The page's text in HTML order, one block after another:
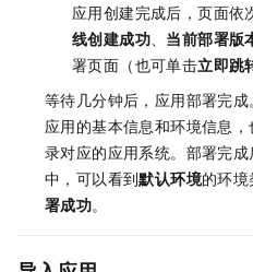
应用创建完成后，页面依
线创建成功、 当前部署版
署页面（也可单击立即跳
等待几分钟后，应用部署完
应用的基本信息和环境信息
录对应的应用系统。部署完
中，可以看到默认环境的环
署成功。